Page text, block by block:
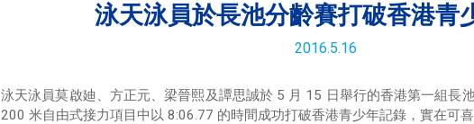
泳天泳員於長池分齡賽打破香港青
2016.5.16
泳天泳員莫啟廸、方正元、梁晉熙及譚思誠於 5 月 15 日舉行的香港第一組長
200 米自由式接力項目中以 8:06.77 的時間成功打破香港青少年記錄，實在可喜